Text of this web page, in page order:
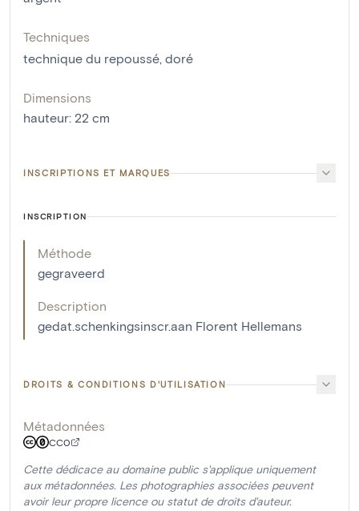
Techniques
technique du repoussé, doré
Dimensions
hauteur: 22 cm
INSCRIPTIONS ET MARQUES
INSCRIPTION
Méthode
gegraveerd
Description
gedat.schenkingsinscr.aan Florent Hellemans
DROITS & CONDITIONS D'UTILISATION
Métadonnées
CC0
Cette dédicace au domaine public s'applique uniquement
aux métadonnées. Les photographies associées peuvent
avoir leur propre licence ou statut de droits d'auteur.